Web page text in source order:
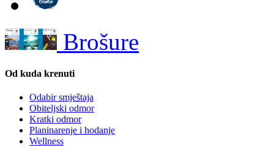
Brošure
Od kuda krenuti
Odabir smještaja
Obiteljski odmor
Kratki odmor
Planinarenje i hodanje
Wellness